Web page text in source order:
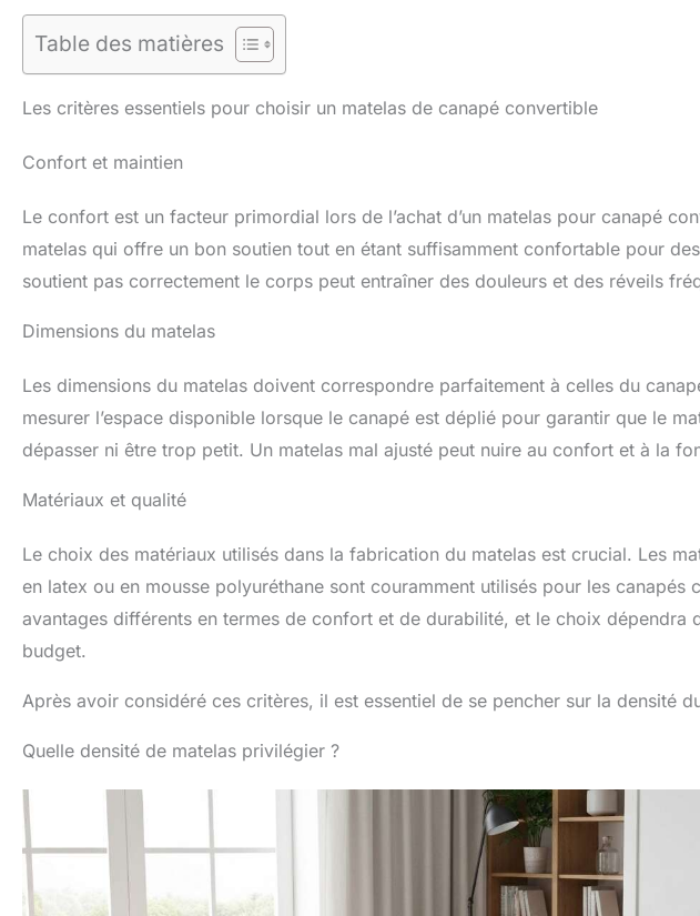
Table des matières
Les critères essentiels pour choisir un matelas de canapé convertible
Confort et maintien
Le confort est un facteur primordial lors de l’achat d’un matelas pour canapé
matelas qui offre un bon soutien tout en étant suffisamment confortable pour
soutient pas correctement le corps peut entraîner des douleurs et des réveils
Dimensions du matelas
Les dimensions du matelas doivent correspondre parfaitement à celles du
mesurer l’espace disponible lorsque le canapé est déplié pour garantir que le
dépasser ni être trop petit. Un matelas mal ajusté peut nuire au confort et à la
Matériaux et qualité
Le choix des matériaux utilisés dans la fabrication du matelas est crucial. Les
en latex ou en mousse polyuréthane sont couramment utilisés pour les
avantages différents en termes de confort et de durabilité, et le choix dépendra
budget.
Après avoir considéré ces critères, il est essentiel de se pencher sur la densité
Quelle densité de matelas privilégier ?